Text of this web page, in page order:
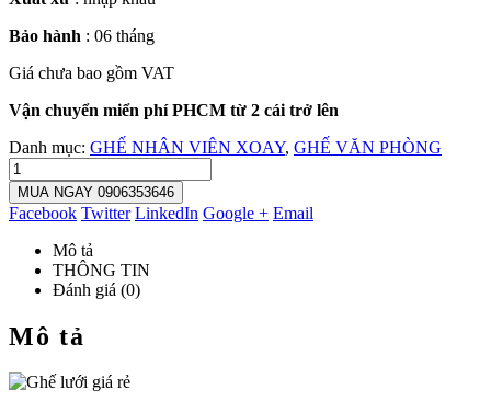
Bảo hành : 06 tháng
Giá chưa bao gồm VAT
Vận chuyển miển phí PHCM từ 2 cái trở lên
Danh mục: GHẾ NHÂN VIÊN XOAY, GHẾ VĂN PHÒNG
MUA NGAY 0906353646
Facebook Twitter LinkedIn Google + Email
Mô tả
THÔNG TIN
Đánh giá (0)
Mô tả